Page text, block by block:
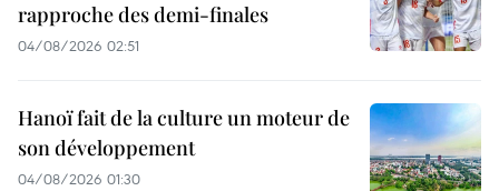
rapproche des demi-finales
04/08/2026 02:51
Hanoï fait de la culture un moteur de
son développement
04/08/2026 01:30